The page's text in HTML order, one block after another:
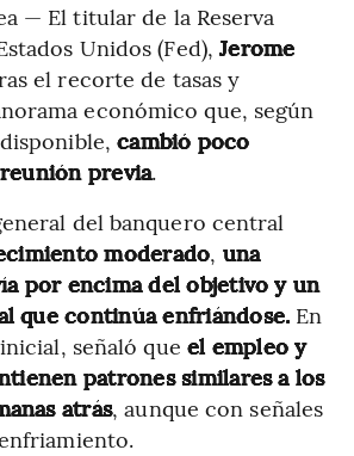
— El titular de la Reserva
Unidos (Fed),Jerome
el recorte de tasas y
económico que, según
cambió poco
previa.
del banquero central
moderado, una
por encima del objetivo y un
que continúa enfriándose. En
señaló que el empleo y
patrones similares a los
atrás, aunque con señales